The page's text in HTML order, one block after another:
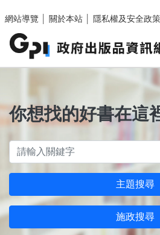
網站導覽
關於本站 隱私權及安全政策
你想找的好書在這
主題搜尋
施政搜尋